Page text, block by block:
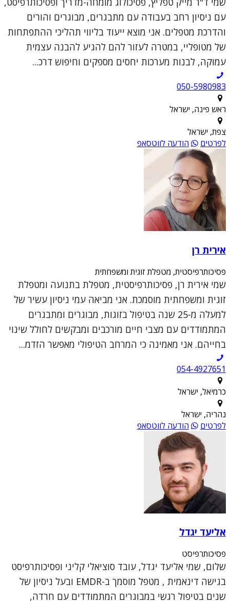
עם ניסיון רחב בעבודה עם מתבגרים, מבוגרים והורים
והדרכת מטפלים. אני מוצא ייעוד בליווי תהליכי ההתפתחות
של מטופליי, במטרה לעזור להם להגיע להבנה עצמית
עמוקה, לבנות מערכות יחסים מספקים וחיפוש דרכ...
050-5980983
ראש פינה, ישראל
צפת, ישראל
לפרטים
הודעה לווטסאפ
אירית רן
פסיכותרפיסטית, מטפלת זוגית ומשפחתית
שמי אירית רן, פסיכותרפיסטית, מטפלת בתנועה ומטפלת
זוגית ומשפחתית מוסמכת. אני מביאה עמי ניסיון עשיר של
למעלה מ-25 שנה בטיפול בזוגות, מבוגרים ומתבגרים
המתמודדים עם מצבי חיים מורכבים ומבקשים לחולל שינוי
בחייהם. אני מאמינה כי המרחב הטיפולי מאפשר הזדמ...
054-4927651
כרמיאל, ישראל
נהריה, ישראל
לפרטים
הודעה לווטסאפ
אליעד יגדל
פסיכותרפיסט
שלום, שמי אליעד יגדל, עובד סוציאלי קליני ופסיכותרפיסט
בגישה דינאמית , מטפל מוסמך ב-EMDR ובעל ניסיון של
שנים בטיפול רגשי במבוגרים המתמודדים עם חרדה,